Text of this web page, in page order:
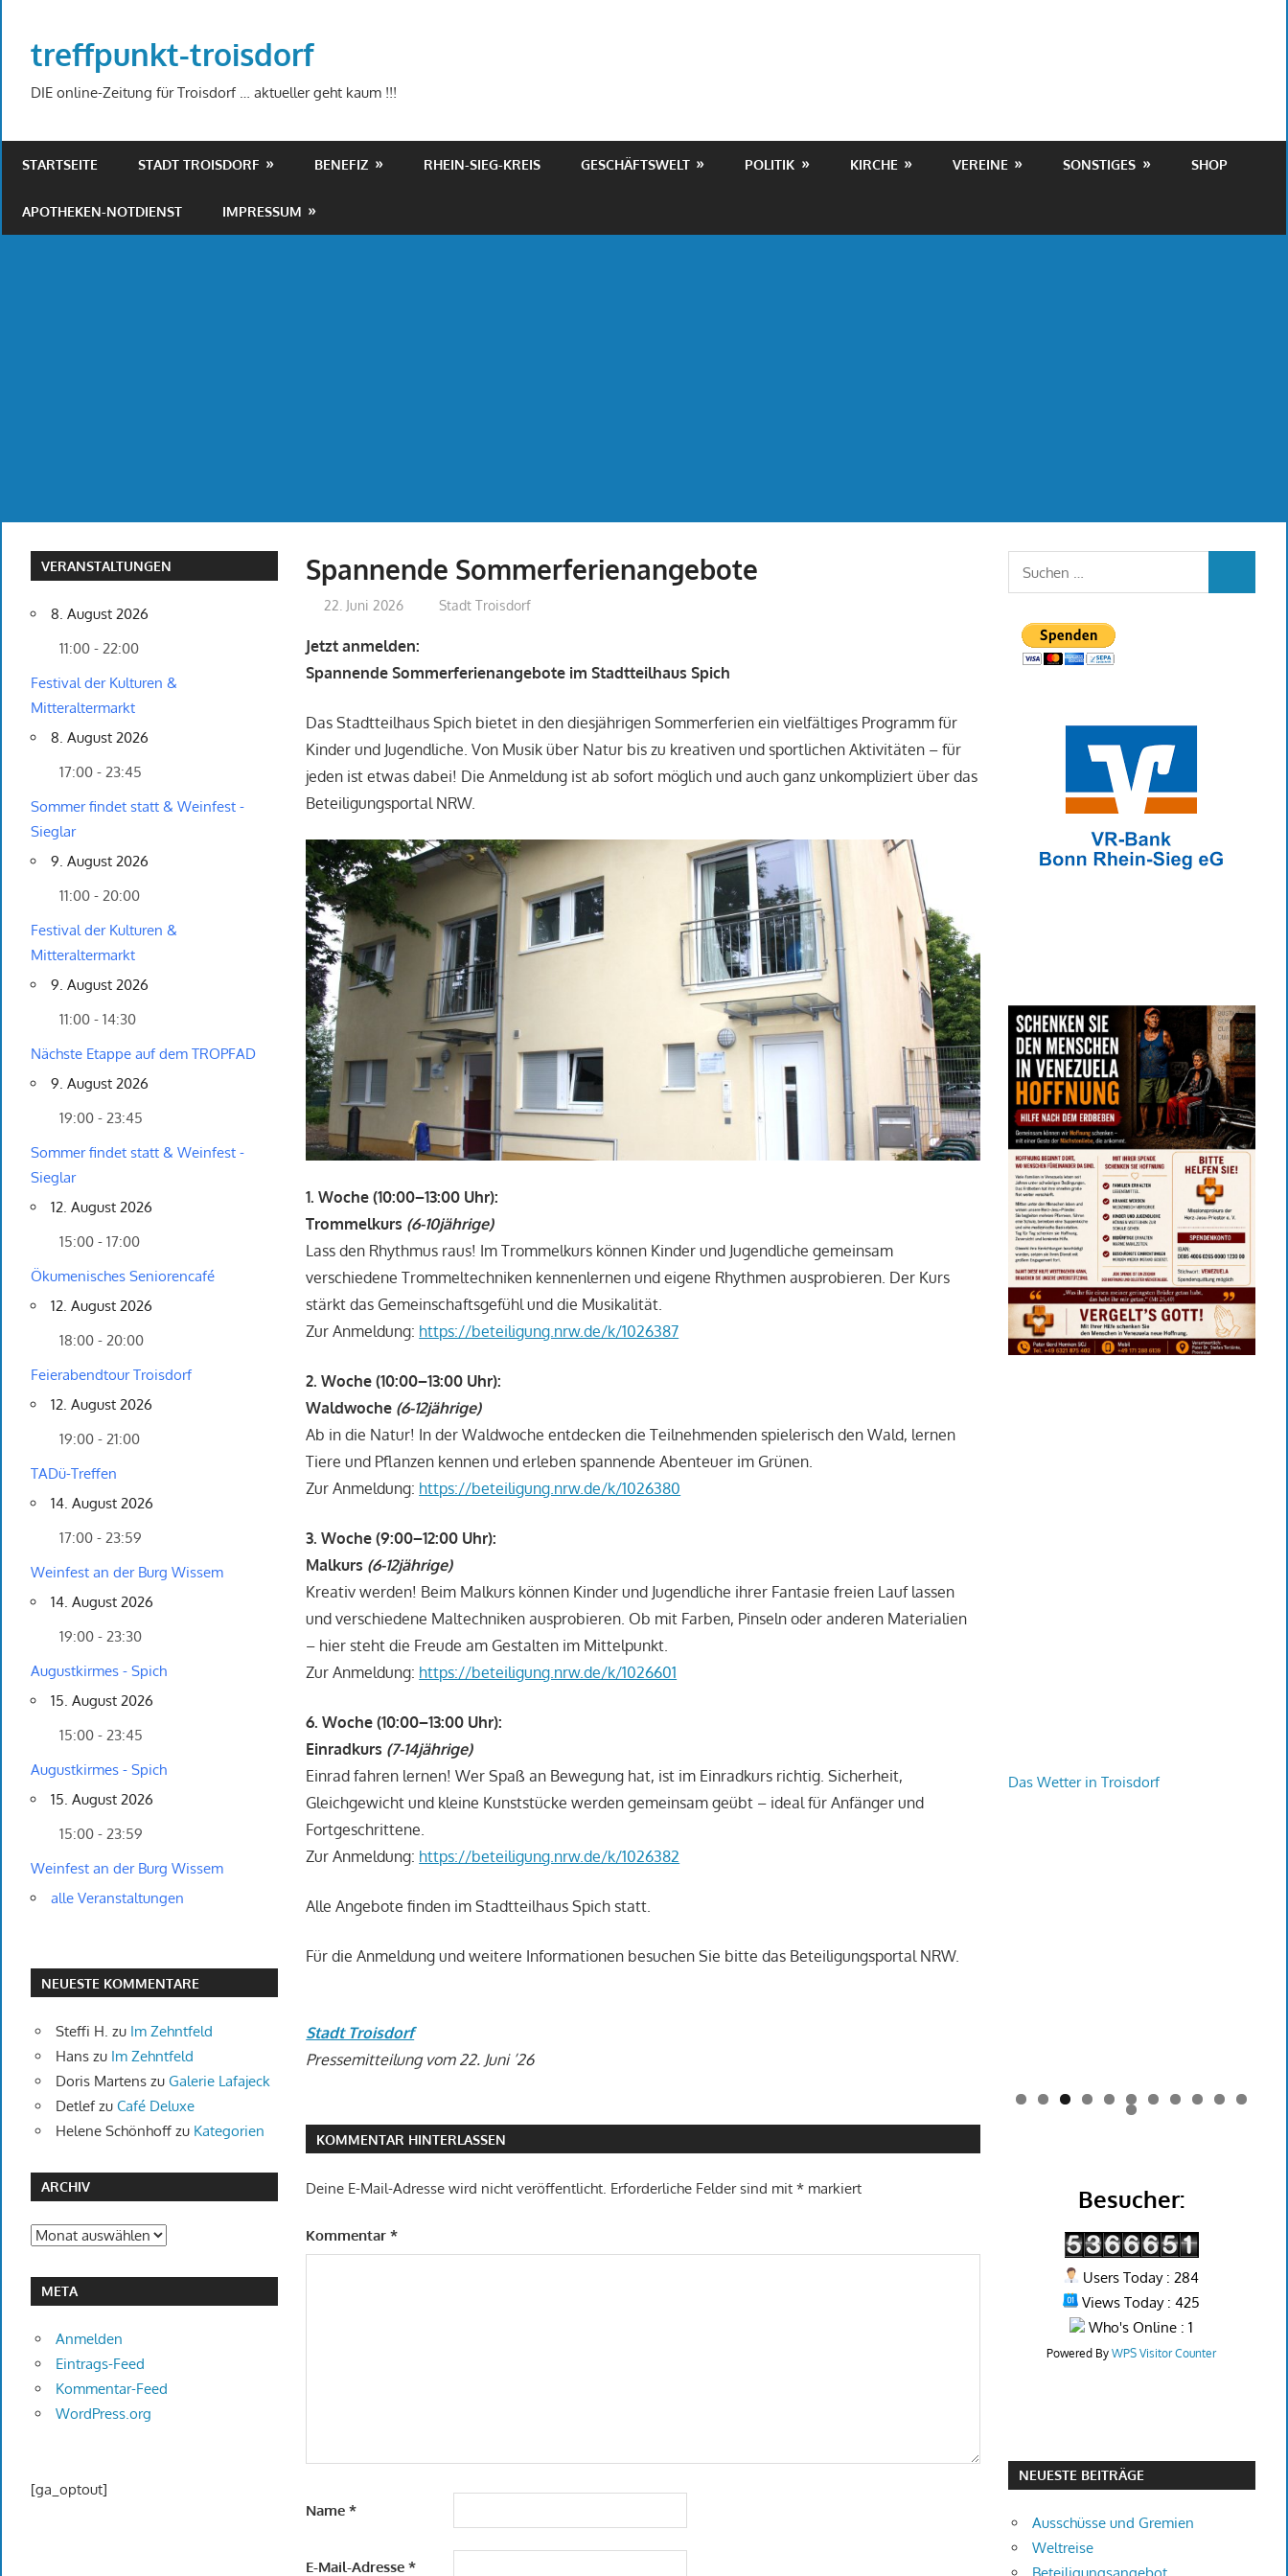
springen
treffpunkt-troisdorf
DIE online-Zeitung für Troisdorf … aktueller geht kaum !!!
STARTSEITE STADT TROISDORF BENEFIZ RHEIN-SIEG-KREIS GESCHÄFTSWELT POLITIK KIRCHE VEREINE SONSTIGES SHOP
APOTHEKEN-NOTDIENST IMPRESSUM
Spannende Sommerferienangebote
22. Juni 2026 treffpunkt
Stadt Troisdorf
Jetzt anmelden:
Spannende Sommerferienangebote im Stadtteilhaus Spich
Das Stadtteilhaus Spich bietet in den diesjährigen Sommerferien ein vielfältiges Programm für
Kinder und Jugendliche. Von Musik über Natur bis zu kreativen und sportlichen Aktivitäten – für
jeden ist etwas dabei! Die Anmeldung ist ab sofort möglich und auch ganz unkompliziert über das
Beteiligungsportal NRW.
1. Woche (10:00–13:00 Uhr):
Trommelkurs (6-10jährige)
Lass den Rhythmus raus! Im Trommelkurs können Kinder und Jugendliche gemeinsam
verschiedene Trommeltechniken kennenlernen und eigene Rhythmen ausprobieren. Der Kurs
stärkt das Gemeinschaftsgefühl und die Musikalität.
Zur Anmeldung: https://beteiligung.nrw.de/k/1026387
2. Woche (10:00–13:00 Uhr):
Waldwoche (6-12jährige)
Ab in die Natur! In der Waldwoche entdecken die Teilnehmenden spielerisch den Wald, lernen
Tiere und Pflanzen kennen und erleben spannende Abenteuer im Grünen.
Zur Anmeldung: https://beteiligung.nrw.de/k/1026380
3. Woche (9:00–12:00 Uhr):
Malkurs (6-12jährige)
Kreativ werden! Beim Malkurs können Kinder und Jugendliche ihrer Fantasie freien Lauf lassen
und verschiedene Maltechniken ausprobieren. Ob mit Farben, Pinseln oder anderen Materialien
– hier steht die Freude am Gestalten im Mittelpunkt.
Zur Anmeldung: https://beteiligung.nrw.de/k/1026601
6. Woche (10:00–13:00 Uhr):
Einradkurs (7-14jährige)
Einrad fahren lernen! Wer Spaß an Bewegung hat, ist im Einradkurs richtig. Sicherheit,
Gleichgewicht und kleine Kunststücke werden gemeinsam geübt – ideal für Anfänger und
Fortgeschrittene.
Zur Anmeldung: https://beteiligung.nrw.de/k/1026382
Alle Angebote finden im Stadtteilhaus Spich statt.
Für die Anmeldung und weitere Informationen besuchen Sie bitte das Beteiligungsportal NRW.
Stadt Troisdorf
Pressemitteilung vom 22. Juni ’26
KOMMENTAR HINTERLASSEN
Deine E-Mail-Adresse wird nicht veröffentlicht. Erforderliche Felder sind mit* markiert
Kommentar*
Name*
E-Mail-Adresse*
VERANSTALTUNGEN
8. August 2026
11:00 - 22:00
Festival der Kulturen &
Mitteraltermarkt
8. August 2026
17:00 - 23:45
Sommer findet statt & Weinfest -
Sieglar
9. August 2026
11:00 - 20:00
Festival der Kulturen &
Mitteraltermarkt
9. August 2026
11:00 - 14:30
Nächste Etappe auf dem TROPFAD
9. August 2026
19:00 - 23:45
Sommer findet statt & Weinfest -
Sieglar
12. August 2026
15:00 - 17:00
Ökumenisches Seniorencafé
12. August 2026
18:00 - 20:00
Feierabendtour Troisdorf
12. August 2026
19:00 - 21:00
TADü-Treffen
14. August 2026
17:00 - 23:59
Weinfest an der Burg Wissem
14. August 2026
19:00 - 23:30
Augustkirmes - Spich
15. August 2026
15:00 - 23:45
Augustkirmes - Spich
15. August 2026
15:00 - 23:59
Weinfest an der Burg Wissem
alle Veranstaltungen
NEUESTE KOMMENTARE
Steffi H. zu Im Zehntfeld
Hanszu Im Zehntfeld
Doris Martenszu Galerie Lafajeck
Detlefzu Café Deluxe
Helene Schönhoffzu Kategorien
ARCHIV
Archiv
META
Anmelden
Eintrags-Feed
Kommentar-Feed
WordPress.org
[ga_optout]
Das Wetter in Troisdorf
0 1
2
Besucher:
Users Today : 284
Views Today : 425
Who's Online : 1
Powered ByWPS Visitor Counter
NEUESTE BEITRÄGE
Ausschüsse und Gremien
Weltreise